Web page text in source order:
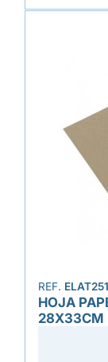
REF.
HOJA
28X33CM